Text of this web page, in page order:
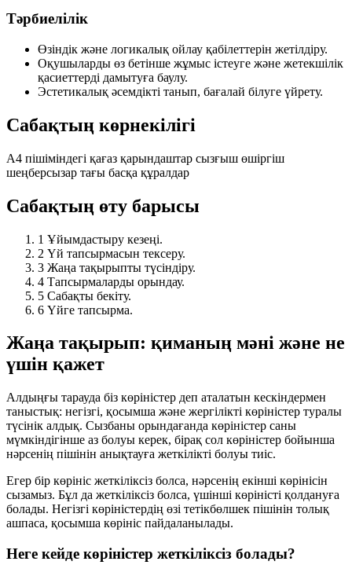
Тәрбиелілік
Өзіндік және логикалық ойлау қабілеттерін жетілдіру.
Оқушыларды өз бетінше жұмыс істеуге және жетекшілік
қасиеттерді дамытуға баулу.
Эстетикалық әсемдікті танып, бағалай білуге үйрету.
Сабақтың көрнекілігі
А4 пішіміндегі қағаз қарындаштар сызғыш өшіргіш
шеңберсызар тағы басқа құралдар
Сабақтың өту барысы
1 Ұйымдастыру кезеңі.
2 Үй тапсырмасын тексеру.
3 Жаңа тақырыпты түсіндіру.
4 Тапсырмаларды орындау.
5 Сабақты бекіту.
6 Үйге тапсырма.
Жаңа тақырып: қиманың мәні және не
үшін қажет
Алдыңғы тарауда біз көріністер деп аталатын кескіндермен
таныстық: негізгі, қосымша және жергілікті көріністер туралы
түсінік алдық. Сызбаны орындағанда көріністер саны
мүмкіндігінше аз болуы керек, бірақ сол көріністер бойынша
нәрсенің пішінін анықтауға жеткілікті болуы тиіс.
Егер бір көрініс жеткіліксіз болса, нәрсенің екінші көрінісін
сызамыз. Бұл да жеткіліксіз болса, үшінші көріністі қолдануға
болады. Негізгі көріністердің өзі тетікбөлшек пішінін толық
ашпаса, қосымша көрініс пайдаланылады.
Неге кейде көріністер жеткіліксіз болады?